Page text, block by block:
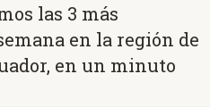
las 3 más
en la región de
en un minuto